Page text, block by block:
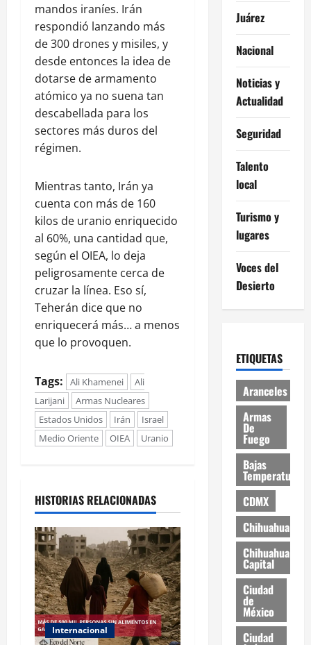
mandos iraníes. Irán
respondió lanzando más
de 300 drones y misiles, y
desde entonces la idea de
dotarse de armamento
atómico ya no suena tan
descabellada para los
sectores más duros del
régimen.
Mientras tanto, Irán ya
cuenta con más de 160
kilos de uranio enriquecido
al 60%, una cantidad que,
según el OIEA, lo deja
peligrosamente cerca de
cruzar la línea. Eso sí,
Teherán dice que no
enriquecerá más… a menos
que lo provoquen.
Tags: Ali Khamenei
Ali
Larijani
Armas Nucleares
Estados Unidos
Irán
Israel
Medio Oriente
OIEA Uranio
HISTORIAS RELACIONADAS
Internacional
Juárez
Nacional
Noticias y
Actualidad
Seguridad
Talento
local
Turismo y
lugares
Voces del
Desierto
ETIQUETAS
Aranceles
Armas
De
Fuego
Bajas
Temperaturas
CDMX
Chihuahua
Chihuahua
Capital
Ciudad
de
México
Ciudad